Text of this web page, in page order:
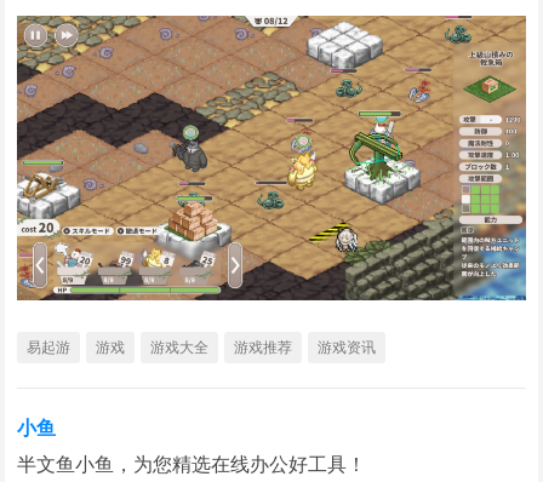
易起游 游戏 游戏大全 游戏推荐 游戏资讯
小鱼
半文鱼小鱼，为您精选在线办公好工具！